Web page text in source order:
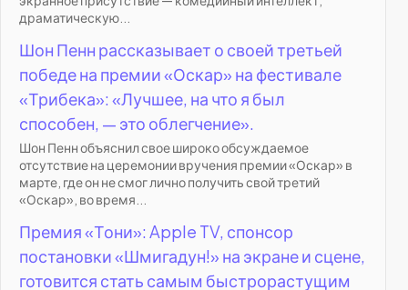
драматическую...
Шон Пенн рассказывает о своей третьей
победе на премии «Оскар» на фестивале
«Трибека»: «Лучшее, на что я был
способен, — это облегчение».
Шон Пенн объяснил свое широко обсуждаемое
отсутствие на церемонии вручения премии «Оскар» в
марте, где он не смог лично получить свой третий
«Оскар», во время...
Премия «Тони»: Apple TV, спонсор
постановки «Шмигадун!» на экране и сцене,
готовится стать самым быстрорастущим